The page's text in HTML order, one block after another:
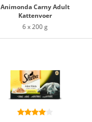
Animonda Carny Adult
Kattenvoer
6 x 200 g